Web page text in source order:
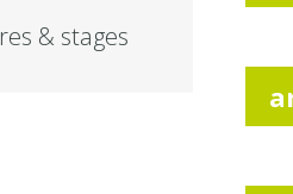
& stages